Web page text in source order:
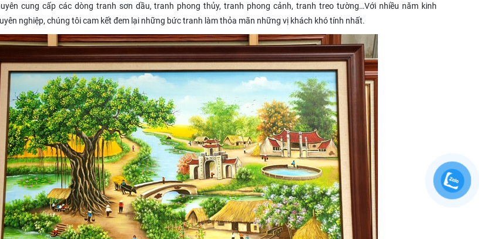
cung cấp các dòng tranh sơn dầu, tranh phong thủy, tranh phong cảnh, tranh treo tường…Với nhiều năm kinh
nghiệp, chúng tôi cam kết đem lại những bức tranh làm thỏa mãn những vị khách khó tính nhất.